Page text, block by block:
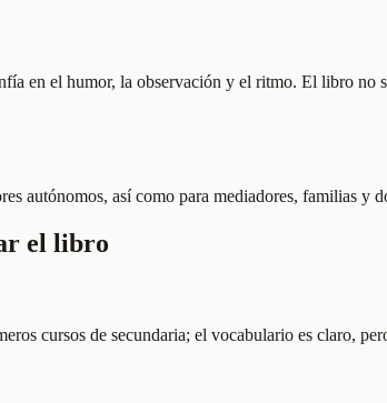
en el humor, la observación y el ritmo. El libro no
autónomos, así como para mediadores, familias y
el libro
cursos de secundaria; el vocabulario es claro,